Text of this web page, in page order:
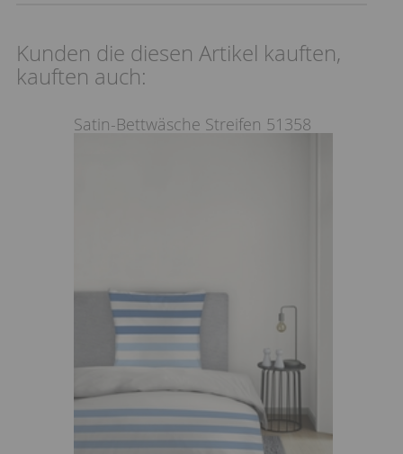
Kunden die diesen Artikel kauften,
kauften auch:
Satin-Bettwäsche Streifen 51358